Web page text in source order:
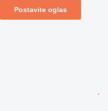
Postavite oglas